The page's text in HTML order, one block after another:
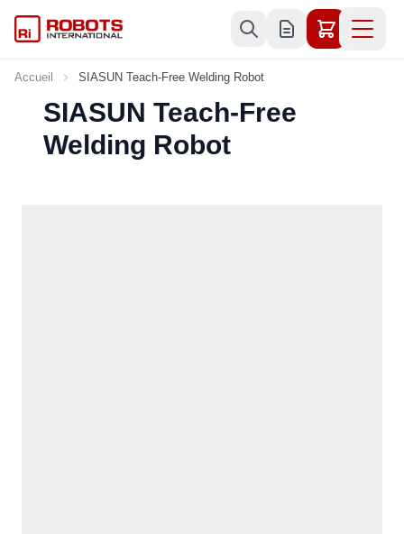
Accueil SIASUN Teach-Free Welding Robot
SIASUN Teach-Free
Welding Robot